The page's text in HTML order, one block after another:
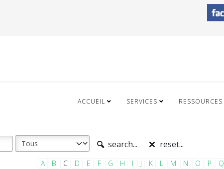
ACCUEIL SERVICES RESSOURCES
search... reset...
A B C D E F G H I J K L M N O P Q